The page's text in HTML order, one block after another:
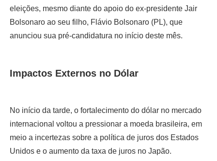
eleições, mesmo diante do apoio do ex-presidente Jair
Bolsonaro ao seu filho, Flávio Bolsonaro (PL), que
anunciou sua pré-candidatura no início deste mês.
Impactos Externos no Dólar
No início da tarde, o fortalecimento do dólar no mercado
internacional voltou a pressionar a moeda brasileira, em
meio a incertezas sobre a política de juros dos Estados
Unidos e o aumento da taxa de juros no Japão.